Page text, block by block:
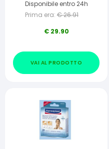
Disponibile entro 24h
Prima era: €26.91
€ 29.90
VAI AL PRODOTTO